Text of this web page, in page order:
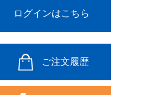
ログインはこちら
ご注文履歴